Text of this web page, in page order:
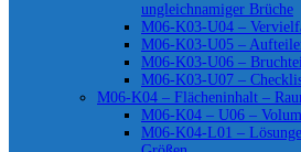
ungleichnamiger Brüche
M06-K03-U04 –
M06-K03-U05 –
M06-K03-U06 –
M06-K03-U07 –
M06-K04 – Flächeninhalt –
M06-K04 – U06 –
M06-K04-L01 –